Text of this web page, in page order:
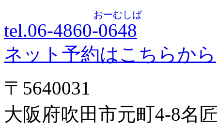
tel.06-4860-0648
おーむしば
ネット予約はこちらから
〒5640031
大阪府吹田市元町4-8名